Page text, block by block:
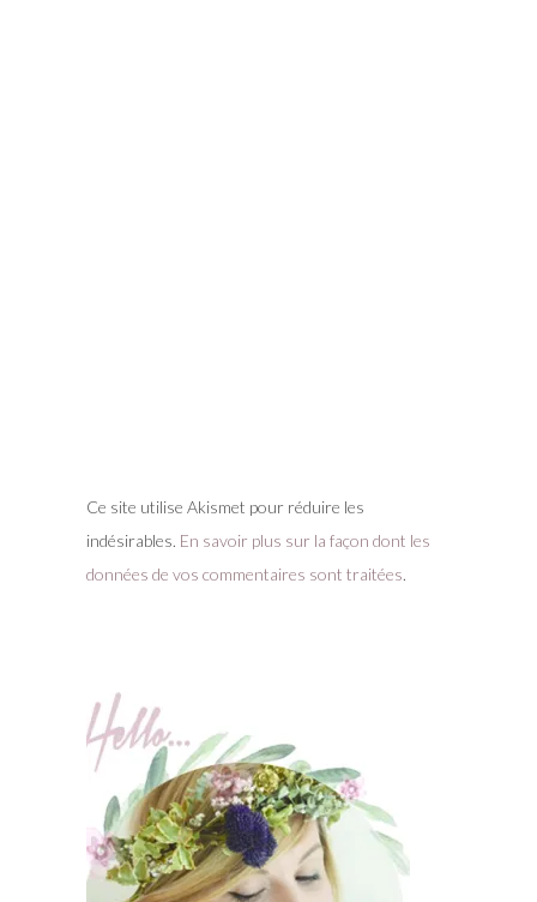
Ce site utilise Akismet pour réduire les
indésirables. En savoir plus sur la façon dont les
données de vos commentaires sont traitées.